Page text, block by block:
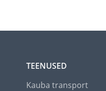
TEENUSED
Kauba transport